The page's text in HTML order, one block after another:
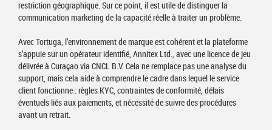
restriction géographique. Sur ce point, il est utile de distinguer la
communication marketing de la capacité réelle à traiter un problème.
Avec Tortuga, l’environnement de marque est cohérent et la plateforme
s’appuie sur un opérateur identifié, Annitex Ltd., avec une licence de jeu
délivrée à Curaçao via CNCL B.V. Cela ne remplace pas une analyse du
support, mais cela aide à comprendre le cadre dans lequel le service
client fonctionne : règles KYC, contraintes de conformité, délais
éventuels liés aux paiements, et nécessité de suivre des procédures
avant un retrait.